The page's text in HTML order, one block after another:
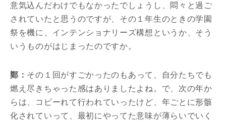
意気込んだわけでもなかったでしょうし、悶々と過ご
されていたと思うのですが、その１年生のときの学園
祭を機に、インテンショナリーズ構想というか、そう
いうものがはじまったのですか。
鄭： その１回がすごかったのもあって、自分たちでも
燃え尽きちゃった感はありましたよね。で、次の年か
らは、コピーれて行われていったけど、年ごとに形骸
化されていって、最初にやってた意味が薄らいでいく